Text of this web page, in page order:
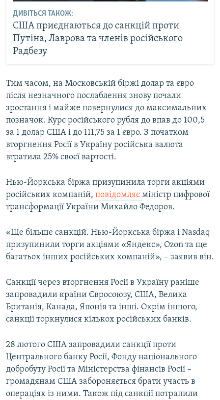
ДИВІТЬСЯ ТАКОЖ:
США приєднаються до санкцій проти
Путіна, Лаврова та членів російського
Радбезу
Тим часом, на Московській біржі долар та євро
після незначного послаблення знову почали
зростання і майже повернулися до максимальних
позначок. Курс російського рубля до впав до 100,5
за 1 долар США і до 111,75 за 1 євро. З початком
вторгнення Росії в Україну російська валюта
втратила 25% своєї вартості.
Нью-Йоркська біржа призупинила торги акціями
російських компаній, повідомляє міністр цифрової
трансформації України Михайло Федоров.
«Ще більше санкцій. Нью-Йоркська біржа і Nasdaq
призупинили торги акціями «Яндекс», Ozon та ще
багатьох інших російських компаній», – заявив він.
Санкції через вторгнення Росії в Україну раніше
запровадили країни Євросоюзу, США, Велика
Британія, Канада, Японія та інші. Окрім іншого,
санкції торкнулися кількох російських банків.
28 лютого США запровадили санкції проти
Центрального банку Росії, Фонду національного
добробуту Росії та Міністерства фінансів Росії –
громадянам США забороняється брати участь в
операціях із ними. Також під санкції потрапили